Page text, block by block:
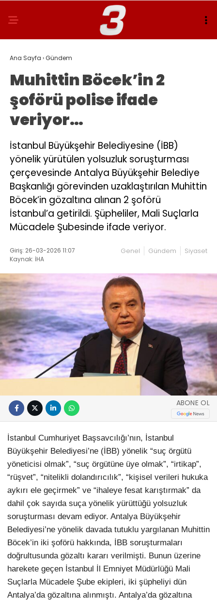
Ana Sayfa ›Gündem
Muhittin Böcek’in 2
şoförü polise ifade
veriyor…
İstanbul Büyükşehir Belediyesine (İBB)
yönelik yürütülen yolsuzluk soruşturması
çerçevesinde Antalya Büyükşehir Belediye
Başkanlığı görevinden uzaklaştırılan Muhittin
Böcek’in gözaltına alınan 2 şoförü
İstanbul’a getirildi. Şüpheliler, Mali Suçlarla
Mücadele Şubesinde ifade veriyor.
Giriş: 26-03-2026 11:07
Kaynak: İHA
Genel Gündem Siyaset
ABONE OL
İstanbul Cumhuriyet Başsavcılığı’nın, İstanbul
Büyükşehir Belediyesi’ne (İBB) yönelik “suç örgütü
yöneticisi olmak”, “suç örgütüne üye olmak”, “irtikap”,
“rüşvet”, “nitelikli dolandırıcılık”, “kişisel verileri hukuka
aykırı ele geçirmek” ve “ihaleye fesat karıştırmak” da
dahil çok sayıda suça yönelik yürüttüğü yolsuzluk
soruşturması devam ediyor. Antalya Büyükşehir
Belediyesi’ne yönelik davada tutuklu yargılanan Muhittin
Böcek’in iki şoförü hakkında, İBB soruşturmaları
doğrultusunda gözaltı kararı verilmişti. Bunun üzerine
harekete geçen İstanbul İl Emniyet Müdürlüğü Mali
Suçlarla Mücadele Şube ekipleri, iki şüpheliyi dün
Antalya’da gözaltına alınmıştı. Antalya’da gözaltına